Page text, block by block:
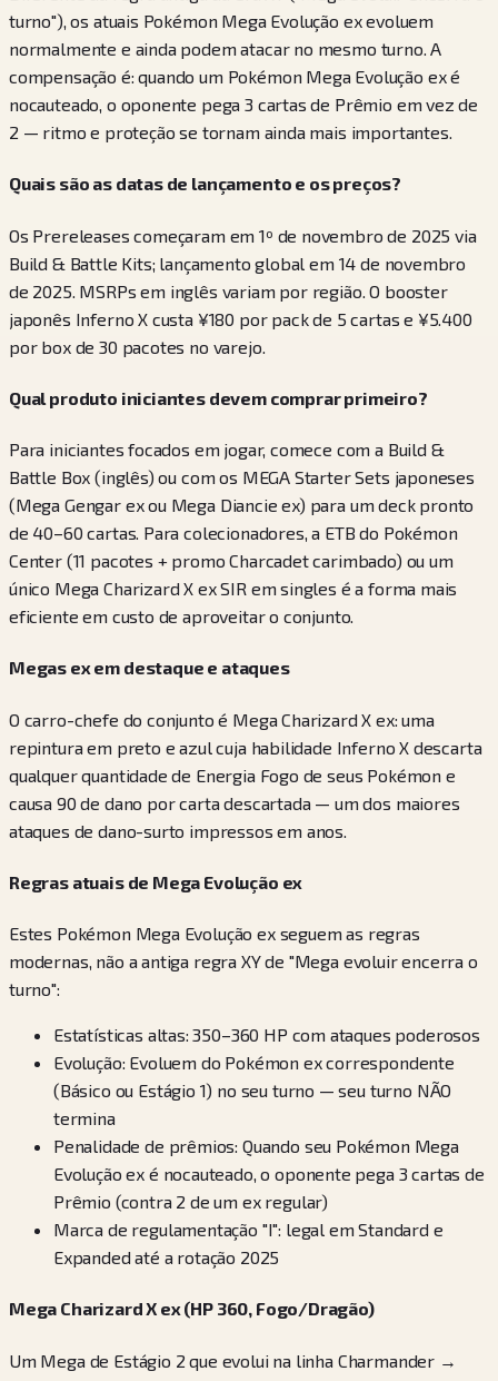
turno"), os atuais Pokémon Mega Evolução ex evoluem
normalmente e ainda podem atacar no mesmo turno. A
compensação é: quando um Pokémon Mega Evolução ex é
nocauteado, o oponente pega 3 cartas de Prêmio em vez de
2 — ritmo e proteção se tornam ainda mais importantes.
Quais são as datas de lançamento e os preços?
Os Prereleases começaram em 1º de novembro de 2025 via
Build & Battle Kits; lançamento global em 14 de novembro
de 2025. MSRPs em inglês variam por região. O booster
japonês Inferno X custa ¥180 por pack de 5 cartas e ¥5.400
por box de 30 pacotes no varejo.
Qual produto iniciantes devem comprar primeiro?
Para iniciantes focados em jogar, comece com a Build &
Battle Box (inglês) ou com os MEGA Starter Sets japoneses
(Mega Gengar ex ou Mega Diancie ex) para um deck pronto
de 40–60 cartas. Para colecionadores, a ETB do Pokémon
Center (11 pacotes + promo Charcadet carimbado) ou um
único Mega Charizard X ex SIR em singles é a forma mais
eficiente em custo de aproveitar o conjunto.
Megas ex em destaque e ataques
O carro-chefe do conjunto é Mega Charizard X ex: uma
repintura em preto e azul cuja habilidade Inferno X descarta
qualquer quantidade de Energia Fogo de seus Pokémon e
causa 90 de dano por carta descartada — um dos maiores
ataques de dano-surto impressos em anos.
Regras atuais de Mega Evolução ex
Estes Pokémon Mega Evolução ex seguem as regras
modernas, não a antiga regra XY de "Mega evoluir encerra o
turno":
Estatísticas altas: 350–360 HP com ataques poderosos
Evolução: Evoluem do Pokémon ex correspondente
(Básico ou Estágio 1) no seu turno — seu turno NÃO
termina
Penalidade de prêmios: Quando seu Pokémon Mega
Evolução ex é nocauteado, o oponente pega 3 cartas de
Prêmio (contra 2 de um ex regular)
Marca de regulamentação "I": legal em Standard e
Expanded até a rotação 2025
Mega Charizard X ex (HP 360, Fogo/Dragão)
Um Mega de Estágio 2 que evolui na linha Charmander →